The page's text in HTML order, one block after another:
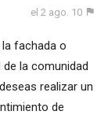
el 2 ago. 10
fachada o
la comunidad
realizar un
de